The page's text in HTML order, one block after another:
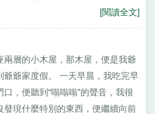
[閱讀全文]
兩層的小木屋，那木屋，便是我爺
爺爺家度假。 一天早晨，我吃完早
，便聽到“嗡嗡嗡”的聲音，我很
發現什麼特別的東西，便繼續向前